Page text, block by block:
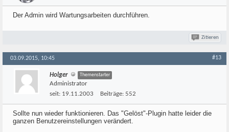
Der Admin wird Wartungsarbeiten durchführen.
Zitieren
03.09.2015, 10:45 #13
Holger Themenstarter
Administrator
seit: 19.11.2003 Beiträge: 552
Sollte nun wieder funktionieren. Das "Gelöst"-Plugin hatte leider die
ganzen Benutzereinstellungen verändert.